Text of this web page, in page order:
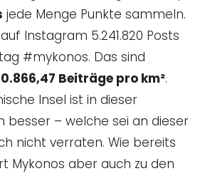
jede Menge Punkte sammeln.
Instagram 5.241.820 Posts
#mykonos. Das sind
Beiträge pro km².
Insel ist in dieser
besser – welche sei an dieser
nicht verraten. Wie bereits
Mykonos aber auch zu den